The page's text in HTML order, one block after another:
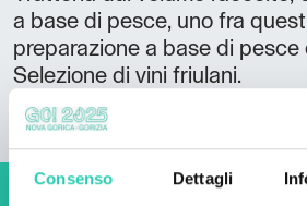
Consenso Dettagli
a base di pesce, uno fra
preparazione a base di pesce
Selezione di vini friulani.